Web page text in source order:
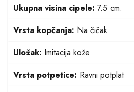
Ukupna visina cipele: 7.5 cm.
Vrsta kopčanja: Na čičak
Uložak: Imitacija kože
Vrsta potpetice: Ravni potplat